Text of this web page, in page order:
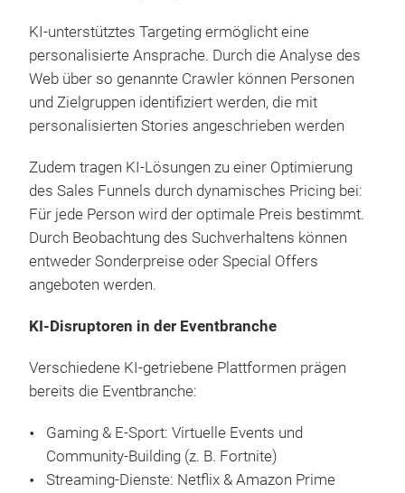
KI-unterstütztes Targeting ermöglicht eine
personalisierte Ansprache. Durch die Analyse des
Web über so genannte Crawler können Personen
und Zielgruppen identifiziert werden, die mit
personalisierten Stories angeschrieben werden
Zudem tragen KI-Lösungen zu einer Optimierung
des Sales Funnels durch dynamisches Pricing bei:
Für jede Person wird der optimale Preis bestimmt.
Durch Beobachtung des Suchverhaltens können
entweder Sonderpreise oder Special Offers
angeboten werden.
KI-Disruptoren in der Eventbranche
Verschiedene KI-getriebene Plattformen prägen
bereits die Eventbranche:
Gaming & E-Sport: Virtuelle Events und
Community-Building (z. B. Fortnite)
Streaming-Dienste: Netflix & Amazon Prime